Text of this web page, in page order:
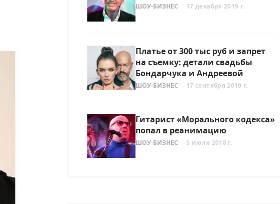
ШОУ-БИЗНЕС 17 декабря 2019 г.
Платье от 300 тыс руб и запрет
на съемку: детали свадьбы
Бондарчука и Андреевой
ШОУ-БИЗНЕС 17 сентября 2019 г.
Гитарист «Морального кодекса»
попал в реанимацию
ШОУ-БИЗНЕС 5 июля 2018 г.